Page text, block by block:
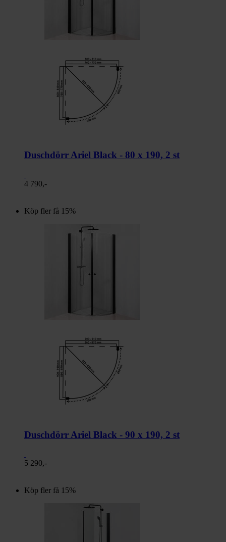
Duschdörr Ariel Black - 80 x 190, 2 st
4 790,-
Köp fler få 15%
Duschdörr Ariel Black - 90 x 190, 2 st
5 290,-
Köp fler få 15%